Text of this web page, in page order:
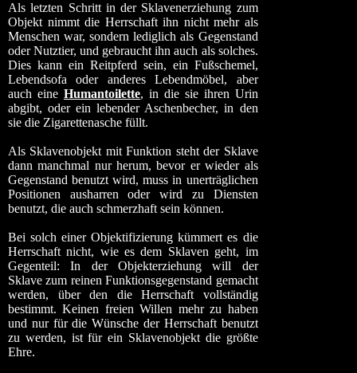
Als letzten Schritt in der Sklavenerziehung zum
Objekt nimmt die Herrschaft ihn nicht mehr als
Menschen war, sondern lediglich als Gegenstand
oder Nutztier, und gebraucht ihn auch als solches.
Dies kann ein Reitpferd sein, ein Fußschemel,
Lebendsofa oder anderes Lebendmöbel, aber
auch eine Humantoilette, in die sie ihren Urin
abgibt, oder ein lebender Aschenbecher, in den
sie die Zigarettenasche füllt.
Als Sklavenobjekt mit Funktion steht der Sklave
dann manchmal nur herum, bevor er wieder als
Gegenstand benutzt wird, muss in unerträglichen
Positionen ausharren oder wird zu Diensten
benutzt, die auch schmerzhaft sein können.
Bei solch einer Objektifizierung kümmert es die
Herrschaft nicht, wie es dem Sklaven geht, im
Gegenteil: In der Objekterziehung will der
Sklave zum reinen Funktionsgegenstand gemacht
werden, über den die Herrschaft vollständig
bestimmt. Keinen freien Willen mehr zu haben
und nur für die Wünsche der Herrschaft benutzt
zu werden, ist für ein Sklavenobjekt die größte
Ehre.